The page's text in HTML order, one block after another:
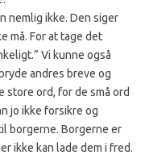
nemlig ikke. Den siger
må. For at tage det
Vi kunne også
andres breve og
store ord, for de små ord
jo ikke forsikre og
borgerne. Borgerne er
ikke kan lade dem i fred.